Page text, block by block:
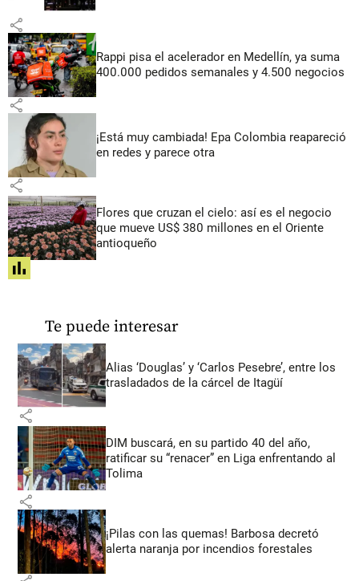
share
Rappi pisa el acelerador en Medellín, ya suma
400.000 pedidos semanales y 4.500 negocios
share
¡Está muy cambiada! Epa Colombia reapareció
en redes y parece otra
share
Flores que cruzan el cielo: así es el negocio
que mueve US$ 380 millones en el Oriente
antioqueño
share
Te puede interesar
Alias ‘Douglas’ y ‘Carlos Pesebre’, entre los
trasladados de la cárcel de Itagüí
share
DIM buscará, en su partido 40 del año,
ratificar su “renacer” en Liga enfrentando al
Tolima
share
¡Pilas con las quemas! Barbosa decretó
alerta naranja por incendios forestales